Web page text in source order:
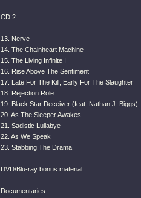
CD 2
13. Nerve
14. The Chainheart Machine
15. The Living Infinite I
16. Rise Above The Sentiment
17. Late For The Kill, Early For The Slaughter
18. Rejection Role
19. Black Star Deceiver (feat. Nathan J. Biggs)
20. As The Sleeper Awakes
21. Sadistic Lullabye
22. As We Speak
23. Stabbing The Drama
DVD/Blu-ray bonus material:
Documentaries: